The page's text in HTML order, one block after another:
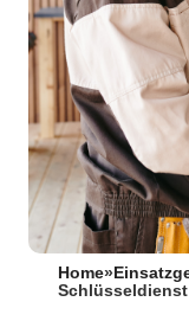
Home»